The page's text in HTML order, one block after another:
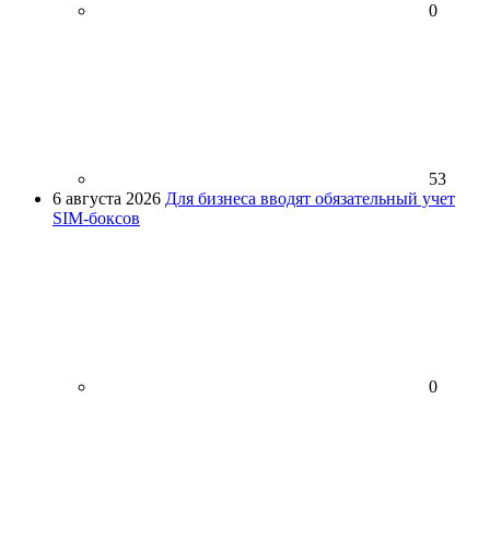
0
53
6 августа 2026 Для бизнеса вводят обязательный учет
SIM-боксов
0